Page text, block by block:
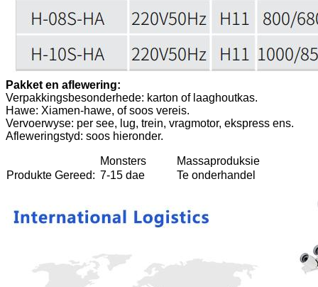
Pakket en aflewering:
Verpakkingsbesonderhede: karton of laaghoutkas.
Hawe: Xiamen-hawe, of soos vereis.
Vervoerwyse: per see, lug, trein, vragmotor, ekspress ens.
Afleweringstyd: soos hieronder.
Monsters
Massaproduksie
Produkte Gereed: 7-15 dae Te onderhandel